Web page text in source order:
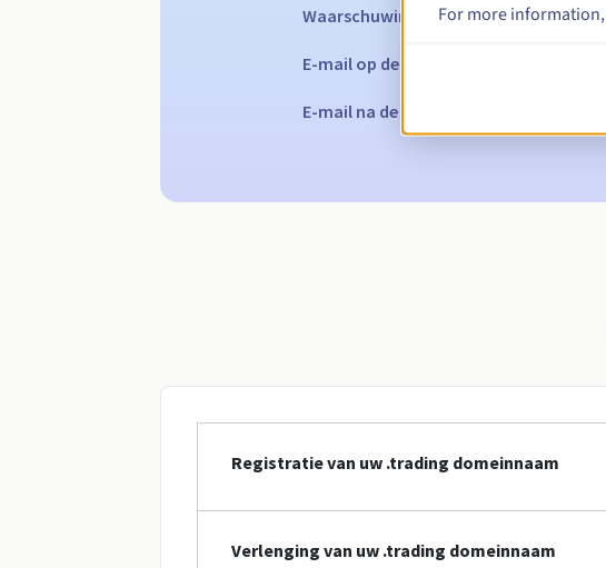
Waarschuwings-e-mails:60, 30, 15, 7
E-mail op de vervaldatum
E-mail na de Redemption Grace Period
Registratie van uw .trading domeinnaam
Verlenging van uw .trading domeinnaam
For more